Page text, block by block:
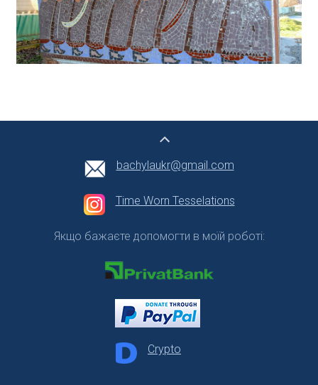
bachylaukr@gmail.com
Time Worn Tesselations
Якщо бажаєте допомогти в моїй роботі:
Crypto